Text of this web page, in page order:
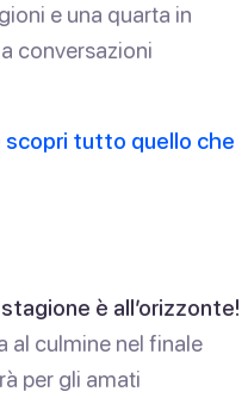
e una quarta in
conversazioni
scopri tutto quello che
è all’orizzonte!
al culmine nel finale
per gli amati